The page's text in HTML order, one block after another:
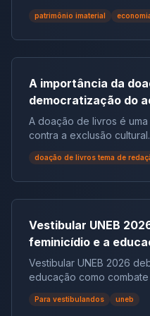
e reconhecimento social.
patrimônio imaterial
A importância da
democratização do
populações em
social no Brasil |
A doação de livros é
contra a exclusão
mais não leitores, ela
conhecimento e reduz
doação de livros tema de
Vestibular UNEB
feminicídio e a
combate à violência
Vestibular UNEB 2026
educação como combate
tema crucial que
para futuras pautas sociais.
Para vestibulandos uneb